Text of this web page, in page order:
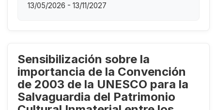
13/05/2026 - 13/11/2027
Sensibilización sobre la
importancia de la Convención
de 2003 de la UNESCO para la
Salvaguardia del Patrimonio